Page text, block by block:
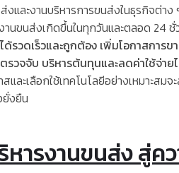
ละงานบริหารการขนส่งในธุรกิจต่าง
นขนส่งเกิดขึ้นในทุกวันและตลอด 24ชั่
รวดเร็วและถูกต้อง เพิ่มโอกาสการข
รวจจับ บริหารต้นทุนและลดค่าใช้จ่าย
ละเลือกใช้เทคโนโลยีอย่างเหมาะสม
ยั่งยืน
หารงานขนส่ง สู่